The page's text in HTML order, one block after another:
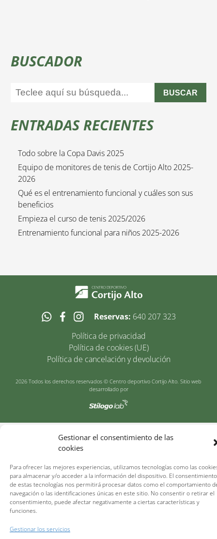
Gestionar el consentimiento de las
cookies
Para ofrecer las mejores experiencias, utilizamos tecnologías como las
para almacenar y/o acceder a la información del dispositivo. El consentimiento
de estas tecnologías nos permitirá procesar datos como el comportamiento
navegación o las identificaciones únicas en este sitio. No consentir o retirar el
consentimiento, puede afectar negativamente a ciertas características y
funciones.
Gestionar los servicios
BUSCADOR
BUSCAR
ENTRADAS RECIENTES
Todo sobre la Copa Davis 2025
Equipo de monitores de tenis de Cortijo Alto 2025-
2026
Qué es el entrenamiento funcional y cuáles son sus
beneficios
Empieza el curso de tenis 2025/2026
Entrenamiento funcional para niños 2025-2026
Reservas: 640 207 323
Política de privacidad
Política de cookies (UE)
Política de cancelación y devolución
2026 Todos los derechos reservados © Centro deportivo Cortijo Alto. Sitio web
desarrollado por